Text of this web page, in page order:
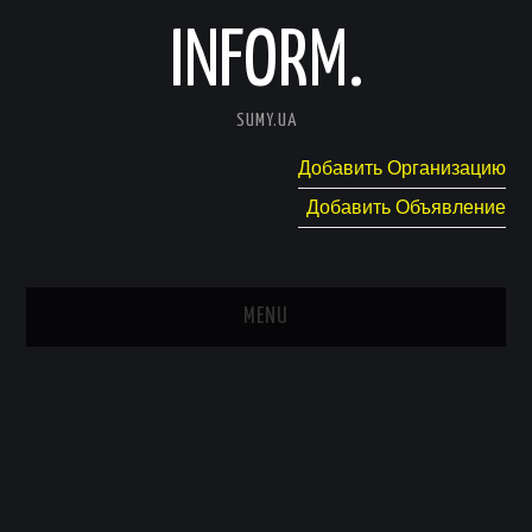
INFORM.
SUMY.UA
Добавить Организацию
Добавить Объявление
MENU